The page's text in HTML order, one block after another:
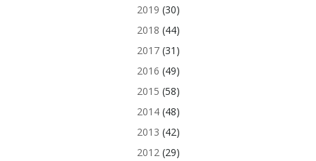
2019 (30)
2018 (44)
2017(31)
2016 (49)
2015 (58)
2014(48)
2013 (42)
2012 (29)